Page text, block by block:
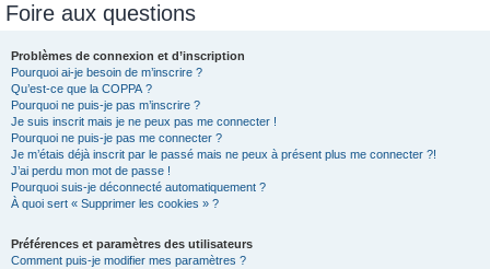
Foire aux questions
Problèmes de connexion et d’inscription
Pourquoi ai-je besoin de m’inscrire ?
Qu’est-ce que la COPPA ?
Pourquoi ne puis-je pas m’inscrire ?
Je suis inscrit mais je ne peux pas me connecter !
Pourquoi ne puis-je pas me connecter ?
Je m’étais déjà inscrit par le passé mais ne peux à présent plus me connecter ?!
J’ai perdu mon mot de passe !
Pourquoi suis-je déconnecté automatiquement ?
À quoi sert « Supprimer les cookies » ?
Préférences et paramètres des utilisateurs
Comment puis-je modifier mes paramètres ?